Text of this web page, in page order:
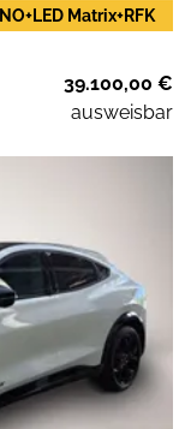
Matrix+RFK
39.100,00 €
ausweisbar